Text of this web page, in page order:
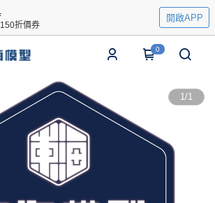
折價券
開啟APP
0
1/1